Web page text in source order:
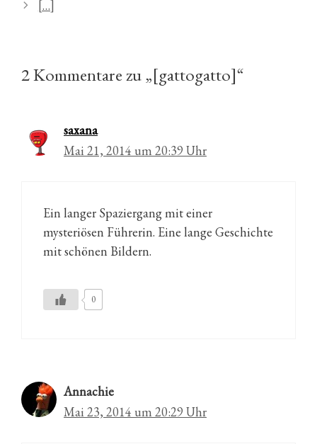
[…]
2 Kommentare zu „[gattogatto]“
saxana
Mai 21, 2014 um 20:39 Uhr
Ein langer Spaziergang mit einer
mysteriösen Führerin. Eine lange Geschichte
mit schönen Bildern.
0
Annachie
Mai 23, 2014 um 20:29 Uhr